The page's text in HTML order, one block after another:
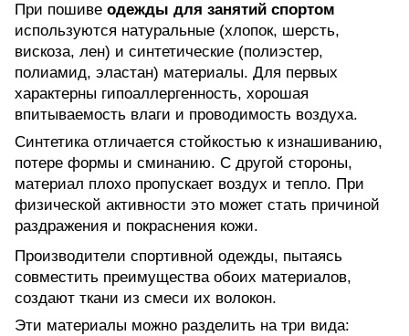
При пошиве одежды для занятий спортом
используются натуральные (хлопок, шерсть,
вискоза, лен) и синтетические (полиэстер,
полиамид, эластан) материалы. Для первых
характерны гипоаллергенность, хорошая
впитываемость влаги и проводимость воздуха.
Синтетика отличается стойкостью к изнашиванию,
потере формы и сминанию. С другой стороны,
материал плохо пропускает воздух и тепло. При
физической активности это может стать причиной
раздражения и покраснения кожи.
Производители спортивной одежды, пытаясь
совместить преимущества обоих материалов,
создают ткани из смеси их волокон.
Эти материалы можно разделить на три вида: